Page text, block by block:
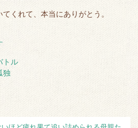
くれて、本当にありがとう。
トル
独